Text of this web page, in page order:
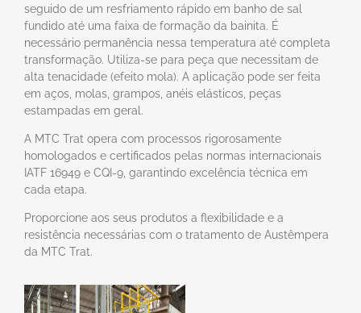
seguido de um resfriamento rápido em banho de sal
fundido até uma faixa de formação da bainita. É
necessário permanência nessa temperatura até completa
transformação. Utiliza-se para peça que necessitam de
alta tenacidade (efeito mola). A aplicação pode ser feita
em aços, molas, grampos, anéis elásticos, peças
estampadas em geral.
A MTC Trat opera com processos rigorosamente
homologados e certificados pelas normas internacionais
IATF 16949 e CQI-9, garantindo excelência técnica em
cada etapa.
Proporcione aos seus produtos a flexibilidade e a
resistência necessárias com o tratamento de Austêmpera
da MTC Trat.